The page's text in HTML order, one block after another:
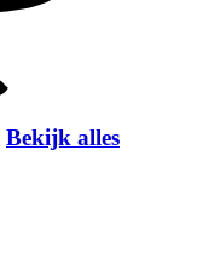
Bekijk alles